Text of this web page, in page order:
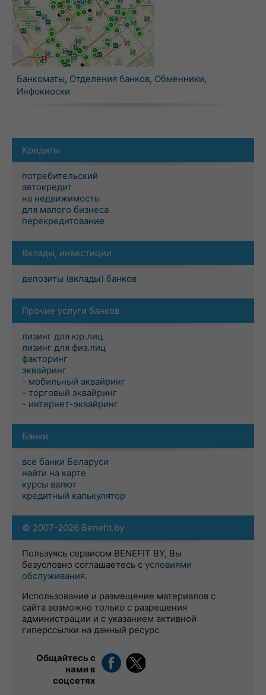
Банкоматы, Отделения банков, Обменники,
Инфокиоски
Кредиты
потребительский
автокредит
на недвижимость
для малого бизнеса
перекредитование
Вклады, инвестиции
депозиты (вклады) банков
Прочие услуги банков
лизинг для юр.лиц
лизинг для физ.лиц
факторинг
эквайринг
- мобильный эквайринг
- торговый эквайринг
- интернет-эквайринг
Банки
все банки Беларуси
найти на карте
курсы валют
кредитный калькулятор
© 2007-2026 Benefit.by
Пользуясь сервисом BENEFIT BY, Вы
безусловно соглашаетесь с условиями
обслуживания.
Использование и размещение материалов с
сайта возможно только с разрешения
администрации и с указанием активной
гиперссылки на данный ресурс
Общайтесь с
нами в
соцсетях